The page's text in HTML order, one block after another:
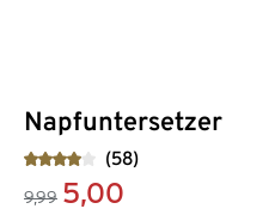
Napfuntersetzer
(58)
9,99 5,00